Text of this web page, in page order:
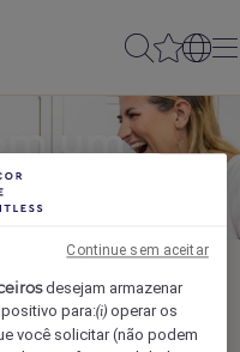
um
desejam armazenar
para:(i) operar os
você solicitar (não podem
Continue sem aceitar